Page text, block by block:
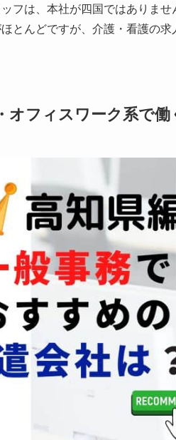
フは、本社が四国ではありま
とんどですが、介護・看護の求
オフィスワーク系で